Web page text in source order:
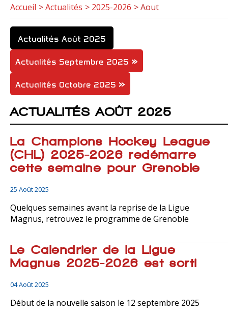
Accueil Actualités 2025-2026 Aout
Actualités Août 2025
Actualités Septembre 2025
Actualités Octobre 2025
ACTUALITÉS AOÛT 2025
La Champions Hockey League
(CHL) 2025-2026 redémarre
cette semaine pour Grenoble
25 Août 2025
Quelques semaines avant la reprise de la Ligue
Magnus, retrouvez le programme de Grenoble
Le Calendrier de la Ligue
Magnus 2025-2026 est sorti
04 Août 2025
Début de la nouvelle saison le 12 septembre 2025